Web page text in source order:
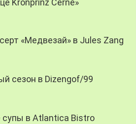
Kronprinz Černé»
«Медвезай» в Jules Zang
сезон в Dizengof/99
в Atlantica Bistro